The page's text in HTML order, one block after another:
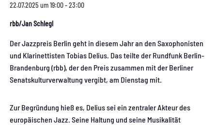
22.07.2025 um 19:00-23:00
rbb/Jan Schlegl
Der Jazzpreis Berlin geht in diesem Jahr an den Saxophonisten
und Klarinettisten Tobias Delius. Das teilte der Rundfunk Berlin-
Brandenburg (rbb), der den Preis zusammen mit der Berliner
Senatskulturverwaltung vergibt, am Dienstag mit.
Zur Begründung hieß es, Delius sei ein zentraler Akteur des
europäischen Jazz. Seine Haltung und seine Musikalität